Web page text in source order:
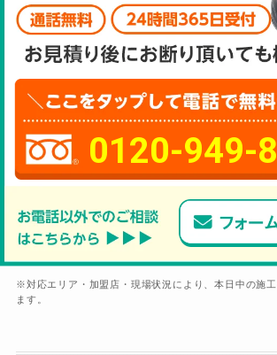
0120-949-
※対応エリア・加盟店・現場状況により、本日中の施
ます。